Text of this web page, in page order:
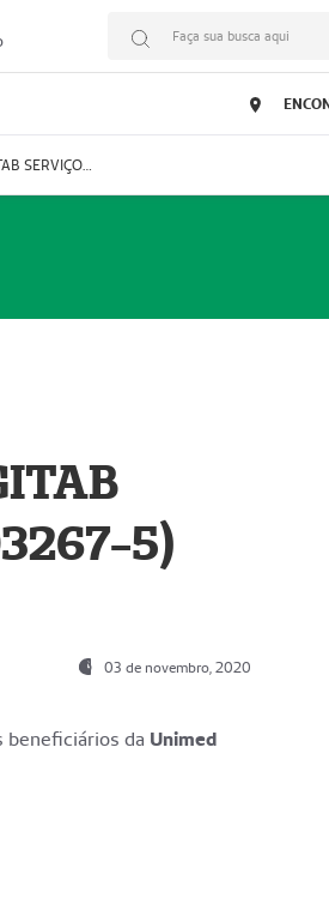
Faça sua busca aqui
MUDANÇA DE ENDEREÇO - DIAGITAB SERVIÇOS MÉDICOS LTDA (54003267-5)
5)
03 de novembro, 2020
beneficiários da Unimed